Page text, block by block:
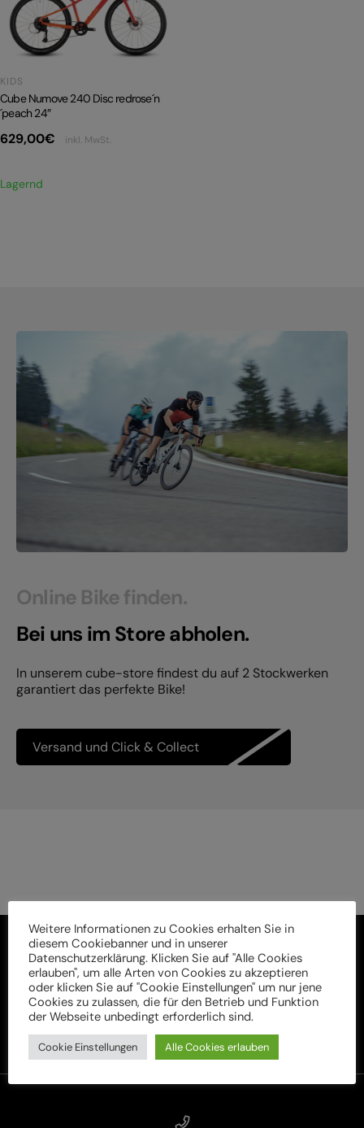
E-BIKE TOUR
PRODUKTRÜCKRUFE
KIDS
Cube Numove 240 Disc redrose´n
´peach 24″
629,00€ inkl. MwSt.
Lagernd
Online Bike finden.
Bei uns im Store abholen.
In unserem cube-store findest du auf 2 Stockwerken
garantiert das perfekte Bike!
Versand und Click & Collect
Weitere Informationen zu Cookies erhalten Sie in
diesem Cookiebanner und in unserer
Datenschutzerklärung. Klicken Sie auf "Alle Cookies
erlauben", um alle Arten von Cookies zu akzeptieren
oder klicken Sie auf "Cookie Einstellungen" um nur jene
Cookies zu zulassen, die für den Betrieb und Funktion
der Webseite unbedingt erforderlich sind.
Cookie Einstellungen Alle Cookies erlauben